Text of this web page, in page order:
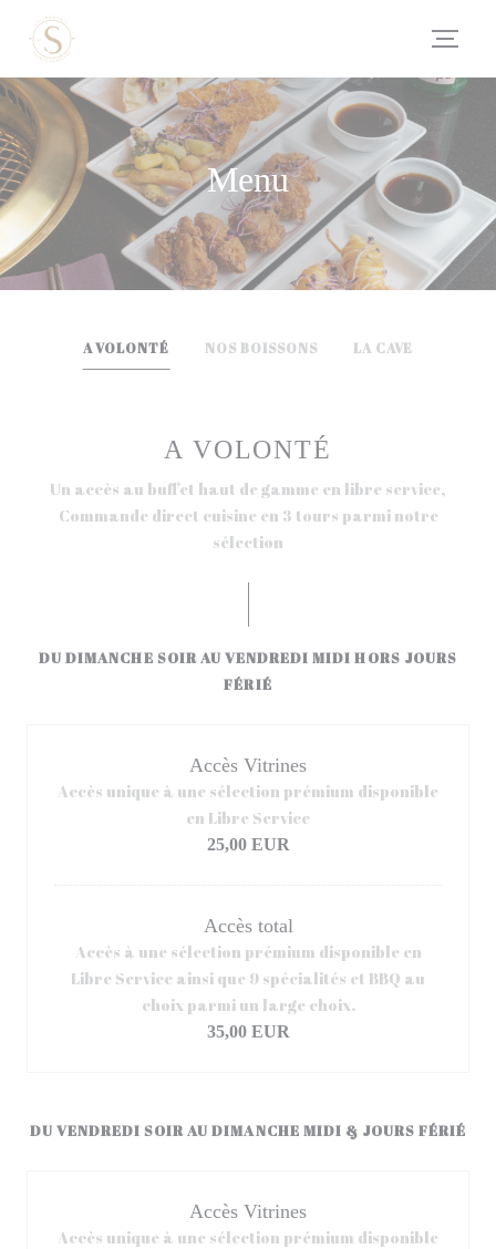
Panel pro správu cookies
Menu
A VOLONTÉ NOS BOISSONS LA CAVE
A VOLONTÉ
Un accès au buffet haut de gamme en libre service,
Commande direct cuisine en 3 tours parmi notre
sélection
DU DIMANCHE SOIR AU VENDREDI MIDI HORS JOURS
FÉRIÉ
Accès Vitrines
Accès unique à une sélection prémium disponible
en Libre Service
25,00 EUR
Accès total
Accès à une sélection prémium disponible en
Libre Service ainsi que 9 spécialités et BBQ au
choix parmi un large choix.
35,00 EUR
DU VENDREDI SOIR AU DIMANCHE MIDI & JOURS FÉRIÉ
Accès Vitrines
Accès unique à une sélection prémium disponible